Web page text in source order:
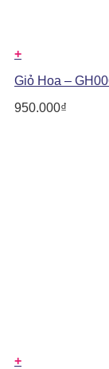
+
Giỏ Hoa –
950.000₫
+